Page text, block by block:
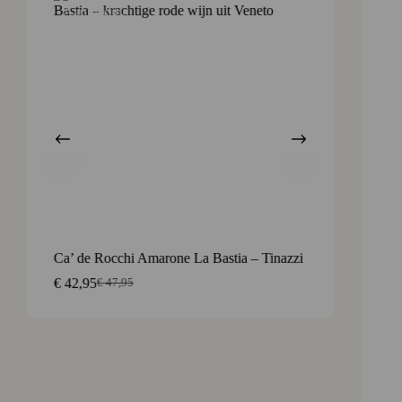
Aanbieding
Ca’ de Rocchi Amarone La Bastia – Tinazzi
€47,95
Oorspronkelijke
€ 42,95Huidige